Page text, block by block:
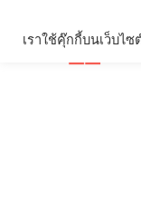
เราใช้คุ๊กกี้บนเว็บไ